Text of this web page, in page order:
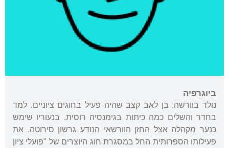
ביוגרפיה
נולד בוורשה, בן לאב קצב שהיה פעיל בחוגים ציוניים. למד
בחדר והשלים כמה כיתות בגימנסיה רוסית. בנעוריו שימש
כנער מקהלה אצל החזן הוורשאי הנודע גרשון סירוטה. את
פעילותו הספרותית החל במסגרת חוג היוצרים של "פועלי ציון